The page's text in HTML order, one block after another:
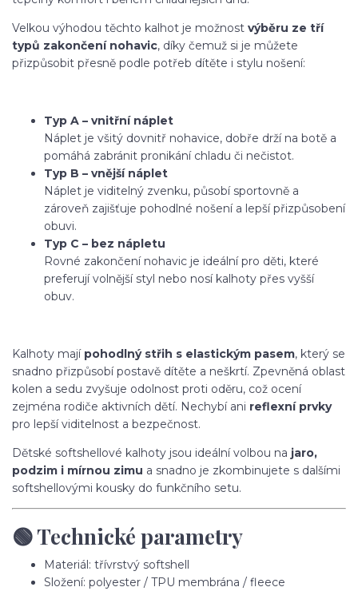
Velkou výhodou těchto kalhot je možnost výběru ze tří
typů zakončení nohavic, díky čemuž si je můžete
přizpůsobit přesně podle potřeb dítěte i stylu nošení:
Typ A – vnitřní náplet
Náplet je všitý dovnitř nohavice, dobře drží na botě a
pomáhá zabránit pronikání chladu či nečistot.
Typ B – vnější náplet
Náplet je viditelný zvenku, působí sportovně a
zároveň zajišťuje pohodlné nošení a lepší přizpůsobení
obuvi.
Typ C – bez nápletu
Rovné zakončení nohavic je ideální pro děti, které
preferují volnější styl nebo nosí kalhoty přes vyšší
obuv.
Kalhoty mají pohodlný střih s elastickým pasem, který se
snadno přizpůsobí postavě dítěte a neškrtí. Zpevněná oblast
kolen a sedu zvyšuje odolnost proti oděru, což ocení
zejména rodiče aktivních dětí. Nechybí ani reflexní prvky
pro lepší viditelnost a bezpečnost.
Dětské softshellové kalhoty jsou ideální volbou na jaro,
podzim i mírnou zimu a snadno je zkombinujete s dalšími
softshellovými kousky do funkčního setu.
🟢 Technické parametry
Materiál: třívrstvý softshell
Složení: polyester / TPU membrána / fleece